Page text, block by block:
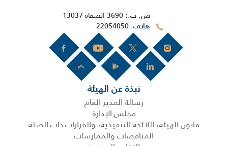
ص. ب.: 3690 الصفاة 13037
هاتف
نبذة عن الهيئة
رسالة المدير العام
مجلس الإدارة
قانون الهيئة، اللائحة التنفيذية، والقرارات ذات الصلة
المناقصات والممارسات